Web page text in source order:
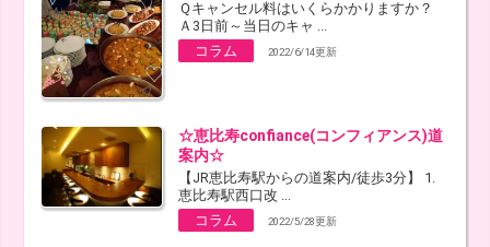
Ｑキャンセル料はいくらかかりますか？
Ａ3日前～当日のキャ ...
コラム
2022/6/14更新
☆恵比寿confiance(コンフィアンス)道
案内☆
【JR恵比寿駅からの道案内/徒歩3分】 1.
恵比寿駅西口改 ...
コラム
2022/5/28更新